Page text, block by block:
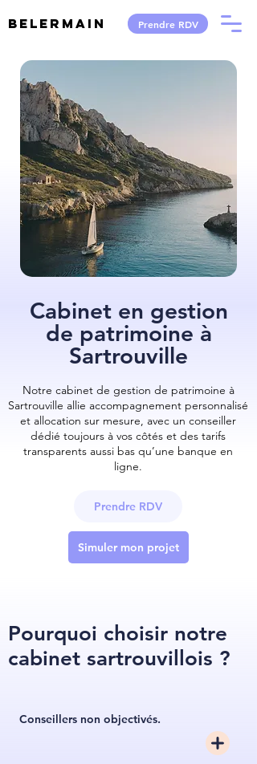
Belermain Prendre RDV
Cabinet en gestion
de patrimoine à
Sartrouville
Notre cabinet de gestion de patrimoine à
Sartrouville allie accompagnement personnalisé
et allocation sur mesure, avec un conseiller
dédié toujours à vos côtés et des tarifs
transparents aussi bas qu’une banque en
ligne.
Prendre RDV
Simuler mon projet
Pourquoi choisir notre
cabinet sartrouvillois ?
Conseillers non objectivés.